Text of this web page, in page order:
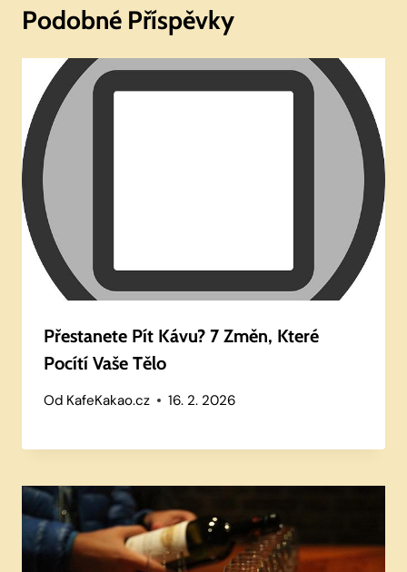
Podobné Příspěvky
Přestanete Pít Kávu? 7 Změn, Které
Pocítí Vaše Tělo
Od KafeKakao.cz 16. 2. 2026